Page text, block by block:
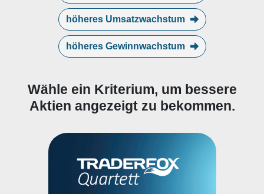
höheres Umsatzwachstum
höheres Gewinnwachstum
Wähle ein Kriterium, um bessere
Aktien angezeigt zu bekommen.